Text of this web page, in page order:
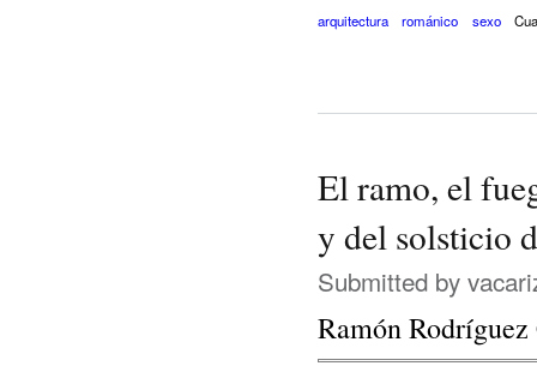
arquitectura románico sexo
El ramo, el
y del solsticio
Submitted by
Ramón Rodríguez